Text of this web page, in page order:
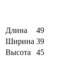
Длина
49
Ширина 39
Высота
45